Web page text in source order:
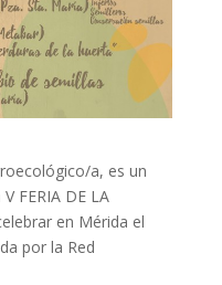
a, es un
FERIA DE LA
en Mérida el
por la Red